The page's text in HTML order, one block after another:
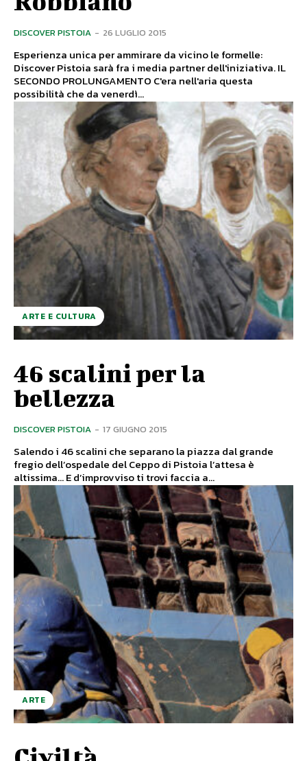
DISCOVER PISTOIA - 26 LUGLIO 2015
Esperienza unica per ammirare da vicino le formelle:
Discover Pistoia sarà fra i media partner dell'iniziativa. IL
SECONDO PROLUNGAMENTO C'era nell'aria questa
possibilità che da venerdì...
ARTE E CULTURA
46 scalini per la
bellezza
DISCOVER PISTOIA - 17 GIUGNO 2015
Salendo i 46 scalini che separano la piazza dal grande
fregio dell’ospedale del Ceppo di Pistoia l’attesa è
altissima... E d’improvviso ti trovi faccia a...
ARTE